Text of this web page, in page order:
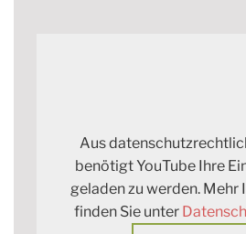
Aus
benötigt YouTube Ihre
geladen zu werden.
finden Sie unter